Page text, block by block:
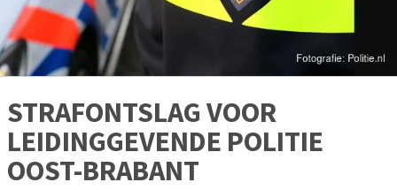
STRAFONTSLAG VOOR
LEIDINGGEVENDE POLITIE
OOST-BRABANT